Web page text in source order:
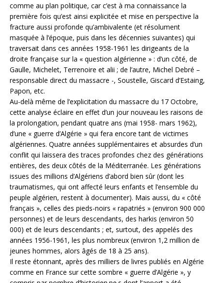
comme au plan politique, car c’est à ma connaissance la
première fois qu’est ainsi explicitée et mise en perspective la
fracture aussi profonde qu’ambivalente (et résolument
masquée à l’époque, puis dans les décennies suivantes) qui
traversait dans ces années 1958-1961 les dirigeants de la
droite française sur la « question algérienne » : d’un côté, de
Gaulle, Michelet, Terrenoire et alii ; de l’autre, Michel Debré –
responsable direct du massacre -, Soustelle, Giscard d’Estaing,
Papon, etc.
Au-delà même de l’explicitation du massacre du 17 Octobre,
cette analyse éclaire en effet d’un jour nouveau les raisons de
la prolongation, pendant quatre ans (mai 1958- mars 1962),
d’une « guerre d’Algérie » qui fera encore tant de victimes
algériennes. Quatre années supplémentaires et absurdes d’un
conflit qui laissera des traces profondes chez des générations
entières, des deux côtés de la Méditerranée. Les générations
issues des millions d’Algériens d’abord bien sûr (dont les
traumatismes, qui ont affecté leurs enfants et l’ensemble du
peuple algérien, restent à documenter). Mais aussi, du « côté
français », celles des pieds-noirs « rapatriés » (environ 900 000
personnes) et de leurs descendants, des harkis (environ 50
000) et de leurs descendants ; et, surtout, des appelés des
années 1956-1961, les plus nombreux (environ 1,2 million de
jeunes hommes, alors âgés de 18 à 25 ans).
Il reste étonnant, après des milliers de livres publiés en Algérie
comme en France sur cette sombre « guerre d’Algérie », y